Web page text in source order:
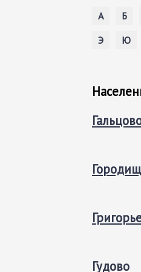
А Б
Э
Ю
Гудово